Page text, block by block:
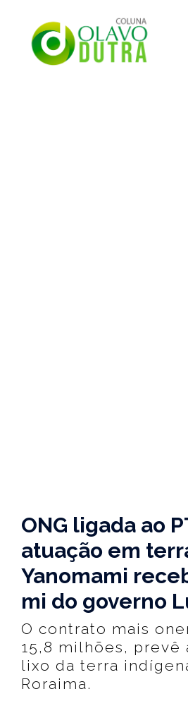
ONG ligada ao
atuação em
Yanomami
mi do governo
O contrato mais
15,8 milhões, prevê
lixo da terra
Roraima.